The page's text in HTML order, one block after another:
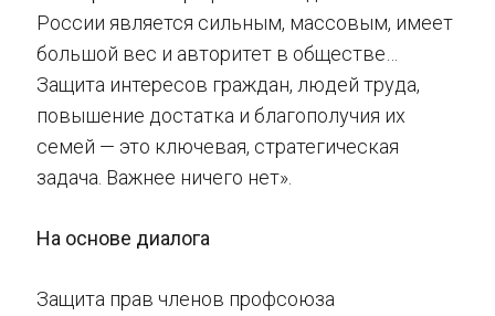
России является сильным, массовым, имеет
большой вес и авторитет в обществе…
Защита интересов граждан, людей труда,
повышение достатка и благополучия их
семей — это ключевая, стратегическая
задача. Важнее ничего нет».
На основе диалога
Защита прав членов профсоюза